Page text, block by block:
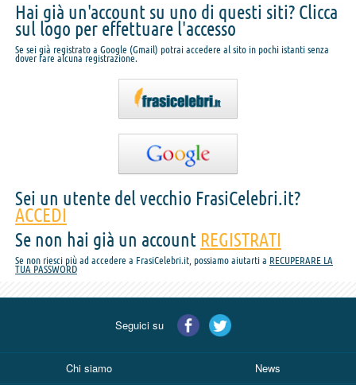
Hai già un'account su uno di questi siti? Clicca
sul logo per effettuare l'accesso
Se sei già registrato a Google (Gmail) potrai accedere al sito in pochi istanti senza
dover fare alcuna registrazione.
Sei un utente del vecchio FrasiCelebri.it?
ACCEDI
Se non hai già un account REGISTRATI
Se non riesci più ad accedere a FrasiCelebri.it, possiamo aiutarti a RECUPERARE LA
TUA PASSWORD
Seguici su
Chi siamo News